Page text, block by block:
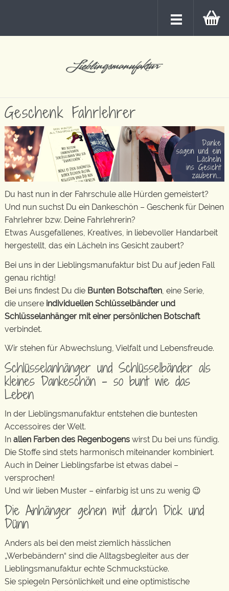
Geschenk Fahrlehrer
Du hast nun in der Fahrschule alle Hürden gemeistert?
Und nun suchst Du ein Dankeschön – Geschenk für Deinen
Fahrlehrer bzw. Deine Fahrlehrerin?
Etwas Ausgefallenes, Kreatives, in liebevoller Handarbeit
hergestellt, das ein Lächeln ins Gesicht zaubert?
Bei uns in der Lieblingsmanufaktur bist Du auf jeden Fall
genau richtig!
Bei uns findest Du die Bunten Botschaften , eine Serie,
die unsere individuellen Schlüsselbänder und
Schlüsselanhänger mit einer persönlichen Botschaft
verbindet.
Wir stehen für Abwechslung, Vielfalt und Lebensfreude.
Schlüsselanhänger und Schlüsselbänder als
kleines Dankeschön – so bunt wie das
Leben
In der Lieblingsmanufaktur entstehen die buntesten
Accessoires der Welt.
In allen Farben des Regenbogens wirst Du bei uns fündig.
Die Stoffe sind stets harmonisch miteinander kombiniert.
Auch in Deiner Lieblingsfarbe ist etwas dabei –
versprochen!
Und wir lieben Muster – einfarbig ist uns zu wenig 😉
Die Anhänger gehen mit durch Dick und
Dünn
Anders als bei den meist ziemlich hässlichen
„Werbebändern“ sind die Alltagsbegleiter aus der
Lieblingsmanufaktur echte Schmuckstücke.
Sie spiegeln Persönlichkeit und eine optimistische